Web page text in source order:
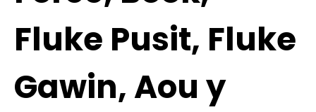
Fluke Pusit, Fluke
Gawin, Aou y